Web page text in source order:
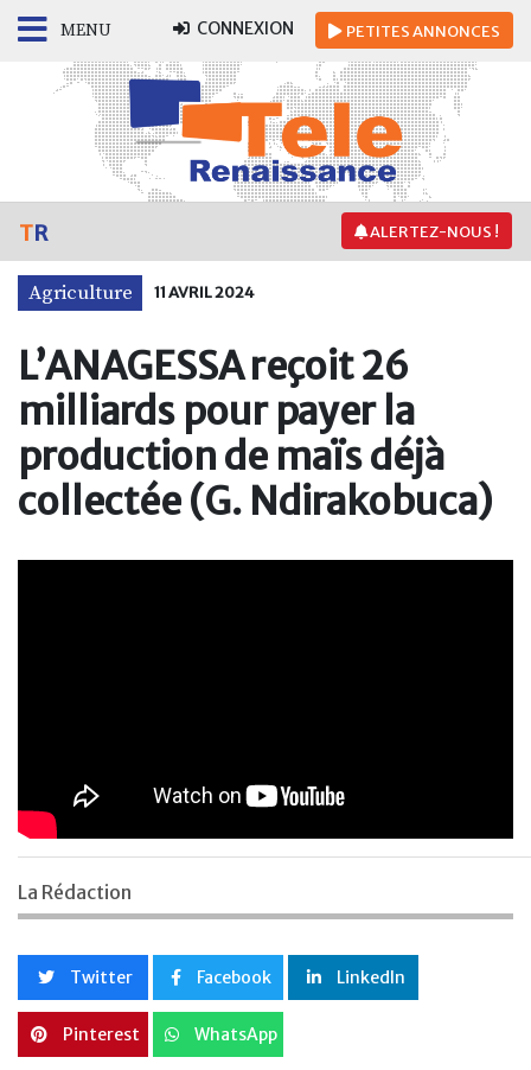
MENU CONNEXION PETITESANNONCES
ALERTEZ-NOUS !
TR
Agriculture 11 AVRIL 2024
L’ANAGESSA reçoit 26
milliards pour payer la
production de maïs déjà
collectée (G. Ndirakobuca)
La Rédaction
Twitter Facebook LinkedIn
Pinterest WhatsApp